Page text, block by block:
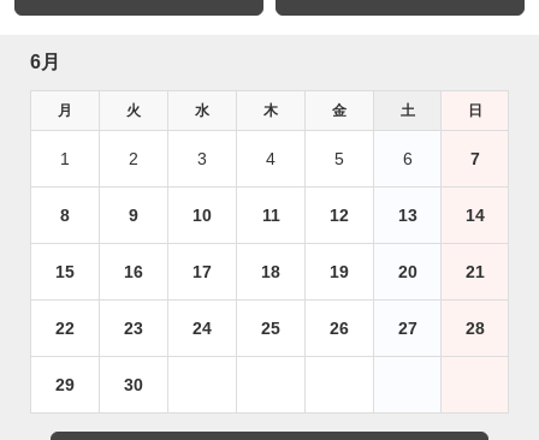
6月
月 火 水 木 金 土 日
1 2 3 4 5 6 7
8 9 10 11 12 13 14
15 16 17 18 19 20 21
22 23 24 25 26 27 28
29 30